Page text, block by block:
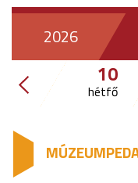
2026
10
hétfő